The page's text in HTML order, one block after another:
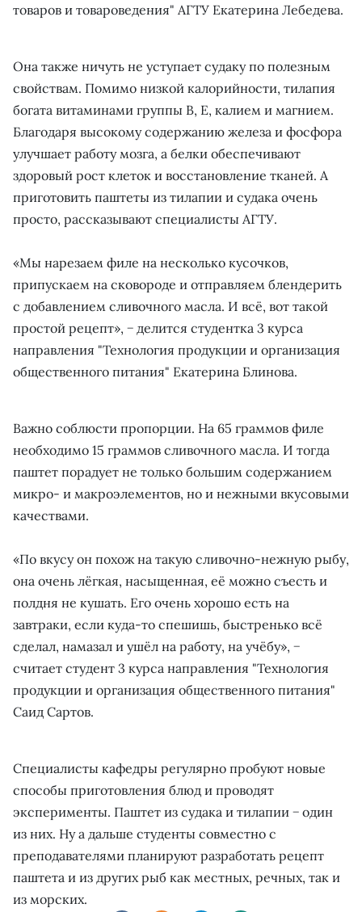
товаров и товароведения" АГТУ Екатерина Лебедева.
Она также ничуть не уступает судаку по полезным
свойствам. Помимо низкой калорийности, тилапия
богата витаминами группы В, Е, калием и магнием.
Благодаря высокому содержанию железа и фосфора
улучшает работу мозга, а белки обеспечивают
здоровый рост клеток и восстановление тканей. А
приготовить паштеты из тилапии и судака очень
просто, рассказывают специалисты АГТУ.
«Мы нарезаем филе на несколько кусочков,
припускаем на сковороде и отправляем блендерить
с добавлением сливочного масла. И всё, вот такой
простой рецепт», − делится студентка 3 курса
направления "Технология продукции и организация
общественного питания" Екатерина Блинова.
Важно соблюсти пропорции. На 65 граммов филе
необходимо 15 граммов сливочного масла. И тогда
паштет порадует не только большим содержанием
микро- и макроэлементов, но и нежными вкусовыми
качествами.
«По вкусу он похож на такую сливочно-нежную рыбу,
она очень лёгкая, насыщенная, её можно съесть и
полдня не кушать. Его очень хорошо есть на
завтраки, если куда-то спешишь, быстренько всё
сделал, намазал и ушёл на работу, на учёбу», −
считает студент 3 курса направления "Технология
продукции и организация общественного питания"
Саид Сартов.
Специалисты кафедры регулярно пробуют новые
способы приготовления блюд и проводят
эксперименты. Паштет из судака и тилапии − один
из них. Ну а дальше студенты совместно с
преподавателями планируют разработать рецепт
паштета и из других рыб как местных, речных, так и
из морских.